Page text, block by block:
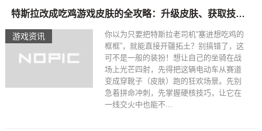
游戏资讯
特斯拉改成吃鸡游戏皮肤的全攻略：升级皮肤、获取技巧与化身铁甲王
你以为只要把特斯拉老司机“塞进想吃鸡的
框框”，就能直接开疆拓土？别搞错了，这
可不是一般的装扮！想让自己的坐骑在战
场上光芒四射，先得把这辆电动车从赛道
变成穿靴子（皮肤）跑的狂欢场景。先别
急着拼命冲刺，先掌握硬核技巧，让它在
一线交火中也能不...